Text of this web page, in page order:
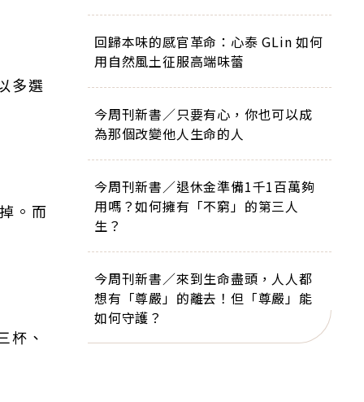
多選
。而
杯、
回歸本味的感官革命：心泰 GLin 如何
用自然風土征服高端味蕾
今周刊新書／只要有心，你也可以成
為那個改變他人生命的人
今周刊新書／退休金準備1千1百萬夠
用嗎？如何擁有「不窮」的第三人
生？
今周刊新書／來到生命盡頭，人人都
想有「尊嚴」的離去！但「尊嚴」能
如何守護？